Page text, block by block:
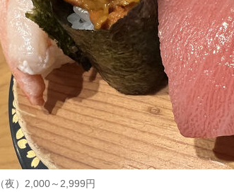
（夜）2,000～2,999円